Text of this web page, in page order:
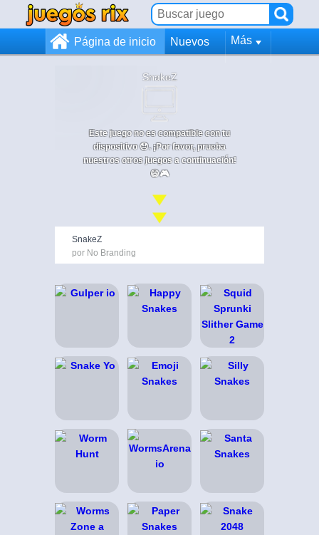
Página de inicio Nuevos Más
SnakeZ
Este juego no es compatible con tu
dispositivo 😞. ¡Por favor, prueba
nuestros otros juegos a continuación!
😄🎮
SnakeZ
por No Branding